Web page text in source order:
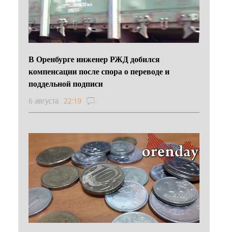
В Оренбурге инженер РЖД добился
компенсации после спора о переводе и
поддельной подписи
6 августа 22:19